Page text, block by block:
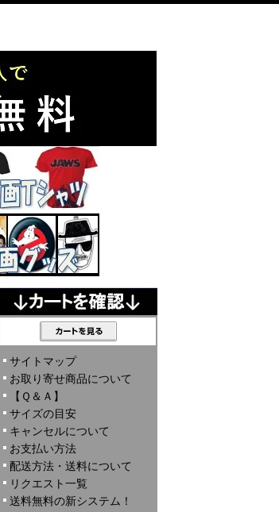
サイトマップ
お取り寄せ商品について
【Ｑ＆Ａ】
サイズの目安
キャンセルについて
お支払い方法
配送方法・送料について
リクエスト一覧
送料無料の新システム！